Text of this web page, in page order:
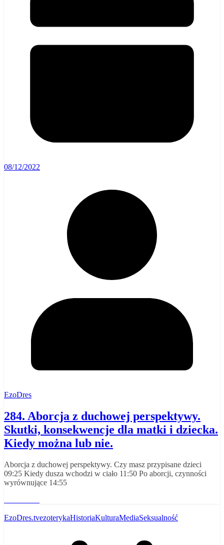
08/12/2022
EzoDres
284. Aborcja z duchowej perspektywy.
Skutki, konsekwencje dla matki i dziecka.
Kiedy można lub nie.
Aborcja z duchowej perspektywy. Czy masz przypisane dzieci
09:25 Kiedy dusza wchodzi w ciało 11:50 Po aborcji, czynności
wyrównujące 14:55
EzoDres.tvezoterykaHistoriaKulturaMediaSeksualność